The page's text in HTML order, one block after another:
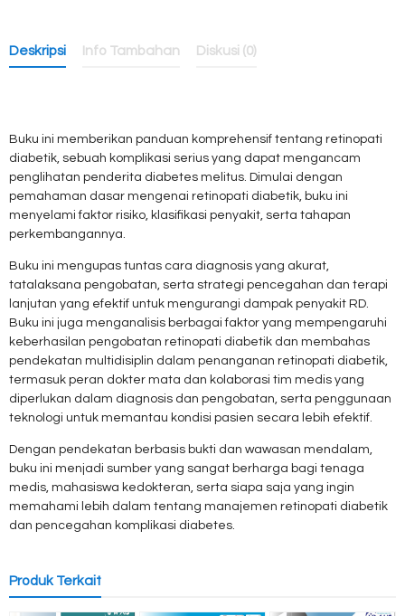
Deskripsi Info Tambahan Diskusi (0)
Buku ini memberikan panduan komprehensif tentang retinopati
diabetik, sebuah komplikasi serius yang dapat mengancam
penglihatan penderita diabetes melitus. Dimulai dengan
pemahaman dasar mengenai retinopati diabetik, buku ini
menyelami faktor risiko, klasifikasi penyakit, serta tahapan
perkembangannya.
Buku ini mengupas tuntas cara diagnosis yang akurat,
tatalaksana pengobatan, serta strategi pencegahan dan terapi
lanjutan yang efektif untuk mengurangi dampak penyakit RD.
Buku ini juga menganalisis berbagai faktor yang mempengaruhi
keberhasilan pengobatan retinopati diabetik dan membahas
pendekatan multidisiplin dalam penanganan retinopati diabetik,
termasuk peran dokter mata dan kolaborasi tim medis yang
diperlukan dalam diagnosis dan pengobatan, serta penggunaan
teknologi untuk memantau kondisi pasien secara lebih efektif.
Dengan pendekatan berbasis bukti dan wawasan mendalam,
buku ini menjadi sumber yang sangat berharga bagi tenaga
medis, mahasiswa kedokteran, serta siapa saja yang ingin
memahami lebih dalam tentang manajemen retinopati diabetik
dan pencegahan komplikasi diabetes.
Produk Terkait